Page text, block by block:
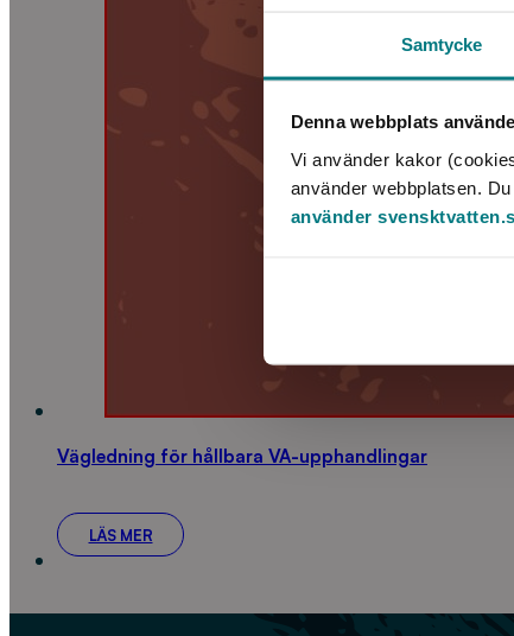
Samtycke
Denna webbplats
Vi använder kakor
använder webbplatsen.
använder
Vägledning för hållbara VA-upphandlingar
LÄS MER